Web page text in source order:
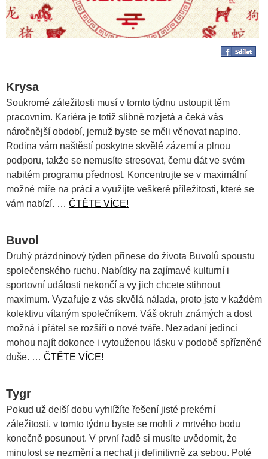
Krysa
Soukromé záležitosti musí v tomto týdnu ustoupit těm
pracovním. Kariéra je totiž slibně rozjetá a čeká vás
náročnější období, jemuž byste se měli věnovat naplno.
Rodina vám naštěstí poskytne skvělé zázemí a plnou
podporu, takže se nemusíte stresovat, čemu dát ve svém
nabitém programu přednost. Koncentrujte se v maximální
možné míře na práci a využijte veškeré příležitosti, které se
vám nabízí. … ČTĚTE VÍCE!
Buvol
Druhý prázdninový týden přinese do života Buvolů spoustu
společenského ruchu. Nabídky na zajímavé kulturní i
sportovní události nekončí a vy jich chcete stihnout
maximum. Vyzařuje z vás skvělá nálada, proto jste v každém
kolektivu vítaným společníkem. Váš okruh známých a dost
možná i přátel se rozšíří o nové tváře. Nezadaní jedinci
mohou najít dokonce i vytouženou lásku v podobě spřízněné
duše. … ČTĚTE VÍCE!
Tygr
Pokud už delší dobu vyhlížíte řešení jisté prekérní
záležitosti, v tomto týdnu byste se mohli z mrtvého bodu
konečně posunout. V první řadě si musíte uvědomit, že
minulost se nezmění a nechat ji definitivně za sebou. Poté